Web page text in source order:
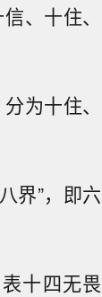
、十住、
为十住、
界”，即六
十四无畏